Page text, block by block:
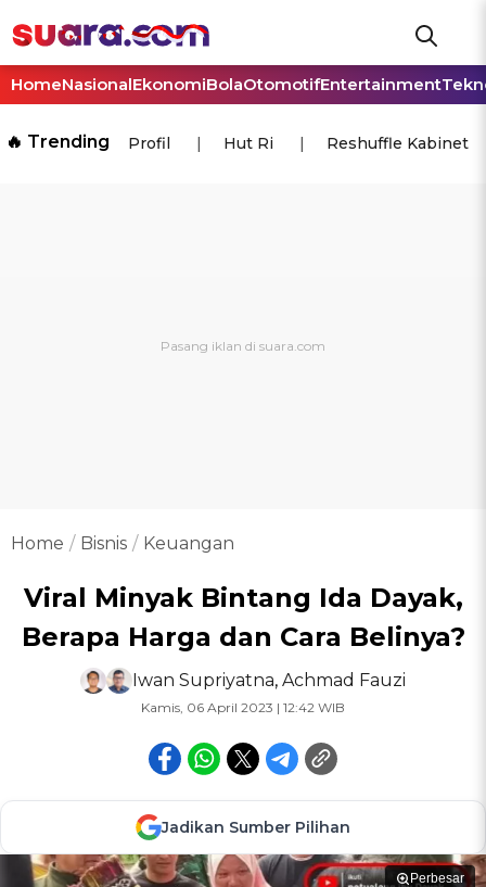
HomeNasionalEkonomiBolaOtomotifEntertainment
🔥 Trending Profil Hut Ri Reshuffle Kabinet
Home Bisnis Keuangan
Viral Minyak Bintang Ida Dayak,
Berapa Harga dan Cara Belinya?
Iwan Supriyatna, Achmad Fauzi
Kamis, 06 April 2023 | 12:42 WIB
Jadikan Sumber Pilihan
Perbesar